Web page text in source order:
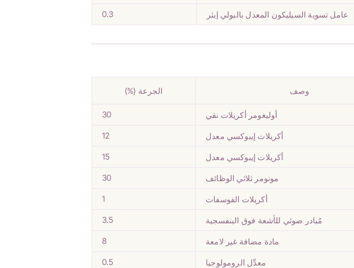
عامل تسوية السيليكون المعدل بالبولي إيثر 0.3
وصف الجرعة (%)
أوليغومر أكريلات نقي 30
أكريلات إيبوكسي معدل 12
أكريلات إيبوكسي معدل 15
مونومر ثلاثي الوظائف 30
أكريلات الفوسفات 1
مُبادر ضوئي للأشعة فوق البنفسجية 3.5
مادة مضافة غير لامعة 8
معدِّل الرومولوجيا 0.5